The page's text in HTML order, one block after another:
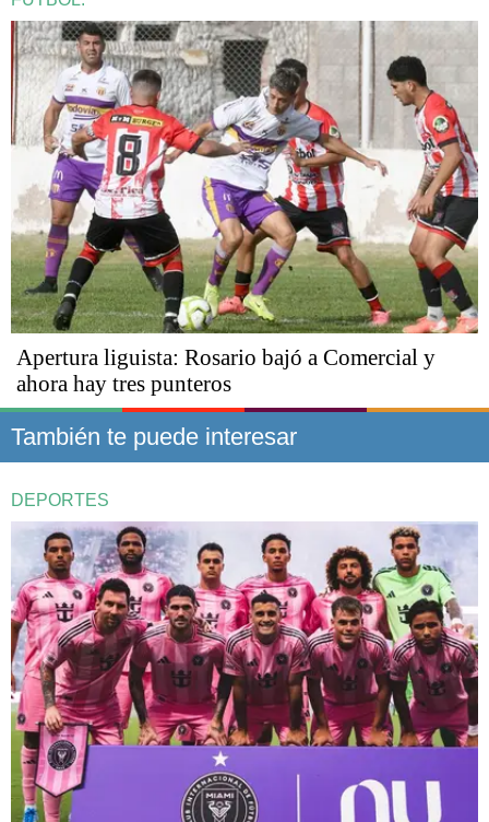
Apertura liguista: Rosario bajó a Comercial y
ahora hay tres punteros
También te puede interesar
DEPORTES